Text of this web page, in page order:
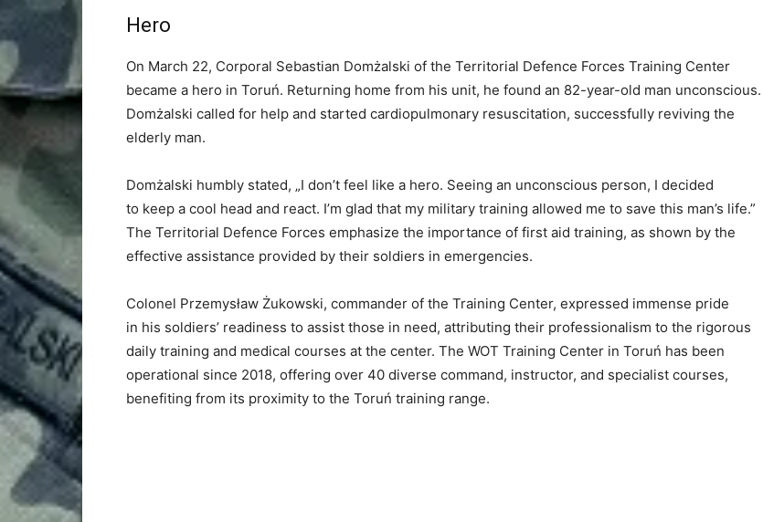
Hero
On March 22, Corporal Sebastian Domżalski of the Territorial Defence Forces Training Center
became a hero in Toruń. Returning home from his unit, he found an 82-year-old man unconscious.
Domżalski called for help and started cardiopulmonary resuscitation, successfully reviving the
elderly man.
Domżalski humbly stated, „I don’t feel like a hero. Seeing an unconscious person, I decided
to keep a cool head and react. I’m glad that my military training allowed me to save this man’s life.”
The Territorial Defence Forces emphasize the importance of first aid training, as shown by the
effective assistance provided by their soldiers in emergencies.
Colonel Przemysław Żukowski, commander of the Training Center, expressed immense pride
in his soldiers’ readiness to assist those in need, attributing their professionalism to the rigorous
daily training and medical courses at the center. The WOT Training Center in Toruń has been
operational since 2018, offering over 40 diverse command, instructor, and specialist courses,
benefiting from its proximity to the Toruń training range.